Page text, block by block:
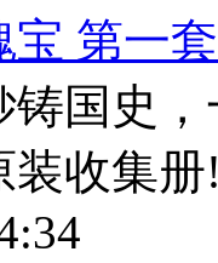
宝 第一
国史，
装收